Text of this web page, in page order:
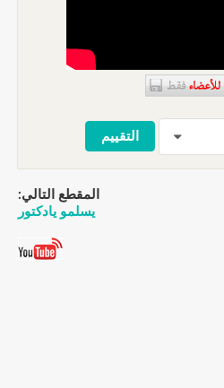
المقطع التالي:
يسلمو يادكتور